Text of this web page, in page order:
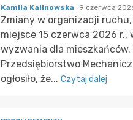
Kamila Kalinowska 9 czerwca
Zmiany w organizacji ruchu,
miejsce 15 czerwca 2026 r.,
wyzwania dla mieszkańców.
Przedsiębiorstwo
ogłosiło, że... Czytaj dalej